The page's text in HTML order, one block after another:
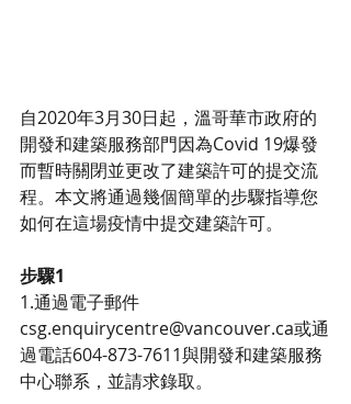
自2020年3月30日起，溫哥華市政府的
開發和建築服務部門因為Covid 19爆發
而暫時關閉並更改了建築許可的提交流
程。本文將通過幾個簡單的步驟指導您
如何在這場疫情中提交建築許可。
步驟1
1.通過電子郵件
csg.enquirycentre@vancouver.ca或通
過電話604-873-7611與開發和建築服務
中心聯系，並請求錄取。